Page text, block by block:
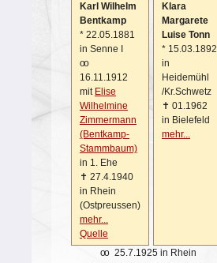
Karl Wilhelm
Bentkamp
* 22.05.1881
in Senne I
oo
16.11.1912
mit Elise
Wilhelmine
Zimmermann
(Bentkamp-
Stammbaum)
in 1. Ehe
✝ 27.4.1940
in Rhein
(Ostpreussen)
mehr...
Quelle
Klara
Margarete
Luise Tonn
* 15.03.1892
in
Heidemühl
/Kr.Schwetz
✝ 01.1962
in Bielefeld
mehr...
oo
25.7.1925 in Rhein